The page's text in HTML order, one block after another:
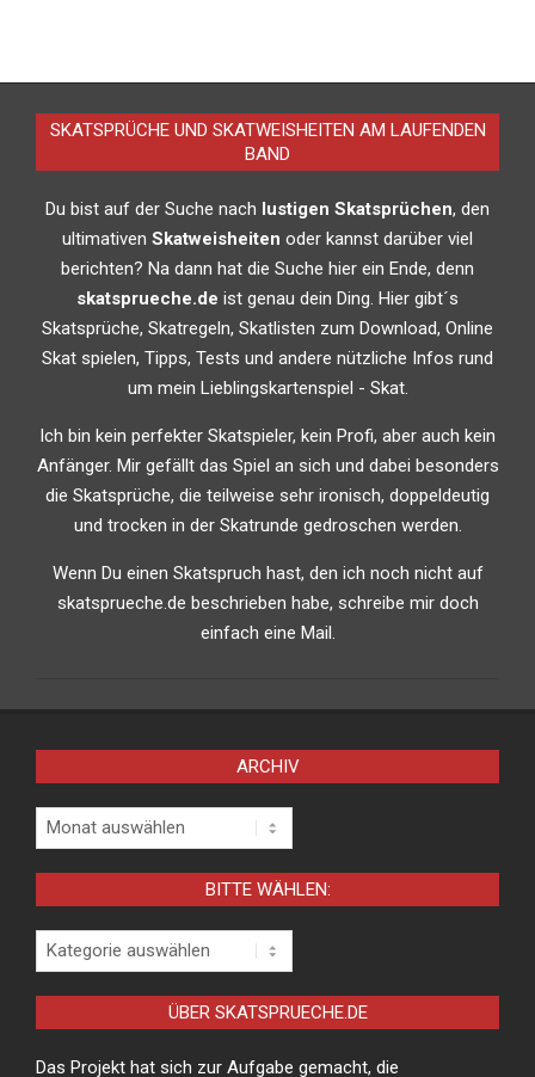
SKATSPRÜCHE UND SKATWEISHEITEN AM LAUFENDEN
BAND
Du bist auf der Suche nach lustigen Skatsprüchen, den
ultimativen Skatweisheiten oder kannst darüber viel
berichten? Na dann hat die Suche hier ein Ende, denn
skatsprueche.de ist genau dein Ding. Hier gibt´s
Skatsprüche, Skatregeln, Skatlisten zum Download, Online
Skat spielen, Tipps, Tests und andere nützliche Infos rund
um mein Lieblingskartenspiel - Skat.
Ich bin kein perfekter Skatspieler, kein Profi, aber auch kein
Anfänger. Mir gefällt das Spiel an sich und dabei besonders
die Skatsprüche, die teilweise sehr ironisch, doppeldeutig
und trocken in der Skatrunde gedroschen werden.
Wenn Du einen Skatspruch hast, den ich noch nicht auf
skatsprueche.de beschrieben habe, schreibe mir doch
einfach eine Mail.
ARCHIV
Archiv
BITTE WÄHLEN:
Bitte
wählen:
ÜBER SKATSPRUECHE.DE
Das Projekt hat sich zur Aufgabe gemacht, die